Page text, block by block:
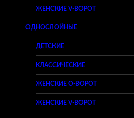
ЖЕНСКИЕ V-ВОРОТ
ОДНОСЛОЙНЫЕ
ДЕТСКИЕ
КЛАССИЧЕСКИЕ
ЖЕНСКИЕ O-ВОРОТ
ЖЕНСКИЕ V-ВОРОТ